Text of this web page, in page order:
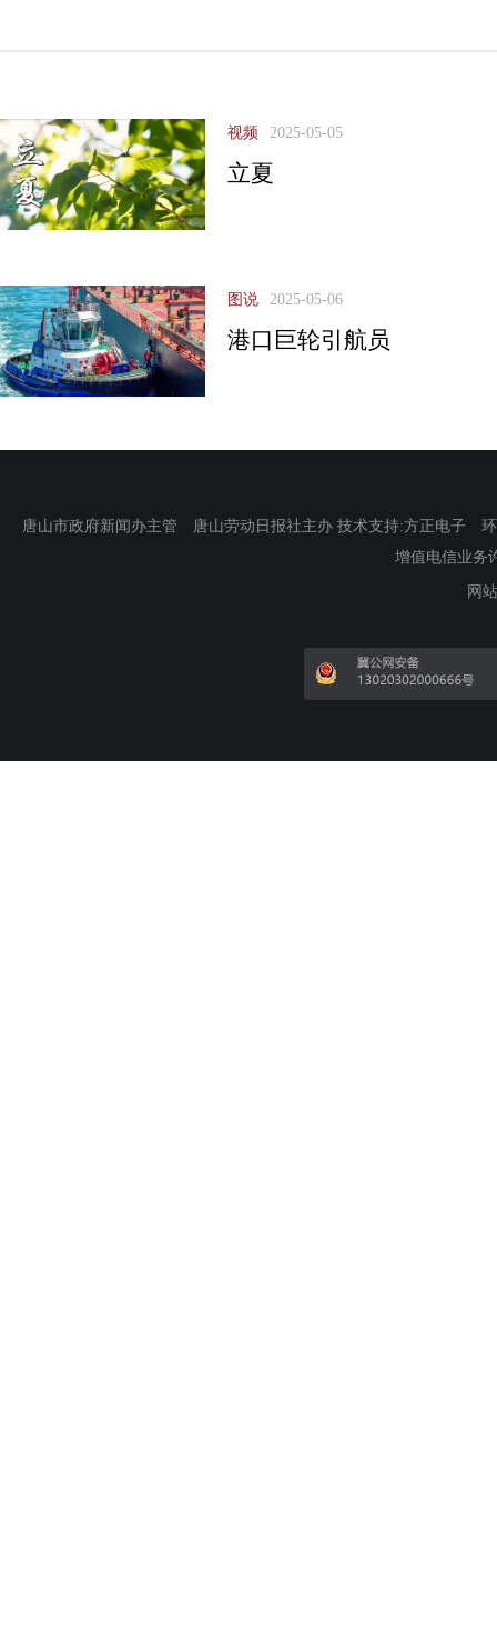
视频 2025-05-05
立夏
图说 2025-05-06
港口巨轮引航员
唐山市政府新闻办主管 唐山劳动日报社主办 技术支持:方正电子
增值电信业务
网